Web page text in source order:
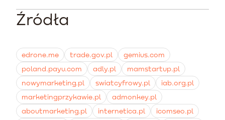
wzrostem bazy subskrybentów i liczby wysyłanych
wiadomości koszty skalują się zgodnie z cennikiem
Tak. Badania rynkowe pokazują, że w branży
standardowe grafiki produktowe, co bezpośrednio
przekłada się na wyższe wskaźniki konwersji i
powracalność klientów.
Źródła
edrone.me trade.gov.pl
gemius.com
poland.payu.com
adly.pl
mamstartup.pl
nowymarketing.pl
swiatcyfrowy.pl
iab.org.pl
marketingprzykawie.pl
admonkey.pl
aboutmarketing.pl
internetica.pl
icomseo.pl